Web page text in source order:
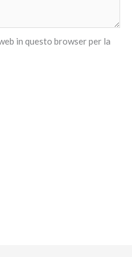
in questo browser per la